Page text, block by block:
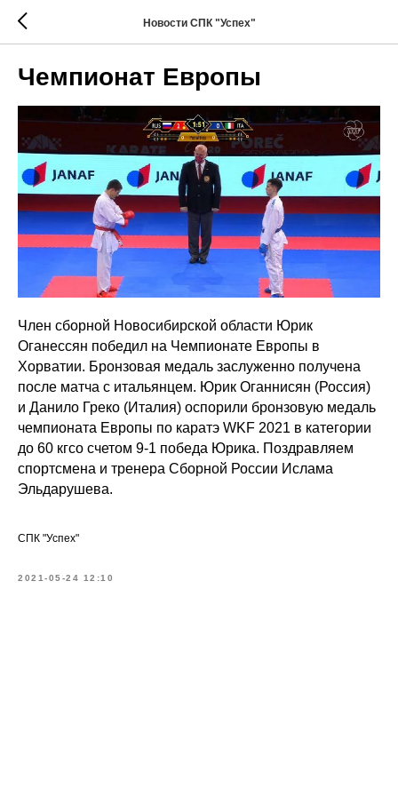
Новости СПК "Успех"
Чемпионат Европы
Член сборной Новосибирской области Юрик
Оганессян победил на Чемпионате Европы в
Хорватии. Бронзовая медаль заслуженно получена
после матча с итальянцем. Юрик Оганнисян (Россия)
и Данило Греко (Италия) оспорили бронзовую медаль
чемпионата Европы по каратэ WKF 2021 в категории
до 60 кгсо счетом 9-1 победа Юрика. Поздравляем
спортсмена и тренера Сборной России Ислама
Эльдарушева.
СПК "Успех"
2021-05-24 12:10